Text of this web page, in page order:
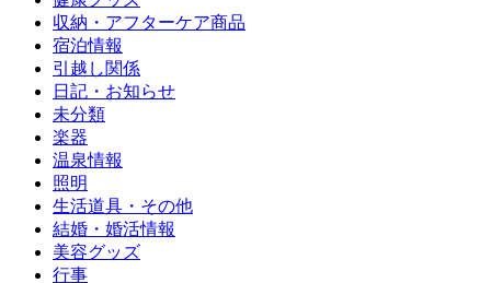
収納・アフターケア商品
宿泊情報
引越し関係
日記・お知らせ
未分類
楽器
温泉情報
照明
生活道具・その他
結婚・婚活情報
美容グッズ
行事